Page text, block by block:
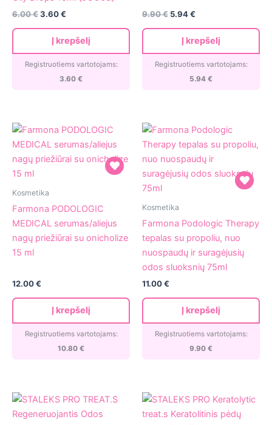
Tree
Hearbal
Oily
15ml
6.00€Original
6.00 €.
3.60€
3.60 €.
Į krepšelį
Registruotiems vartotojams:
3.60 €
30ml
[JGOXL02]
9.90€ Original
9.90 €.
5.94€
5.94 €.
Į krepšelį
Registruotiems vartotojams:
5.94 €
Farmona
nagų
onicholize
15
Kosmetika
Farmona PODOLOGIC
MEDICAL serumas/aliejus
nagų priežiūrai su onicholize
15 ml
12.00€
Į krepšelį
Registruotiems vartotojams:
10.80 €
Farmona
tepalas
nuo
nuospaudų
suragėjusių
Kosmetika
Farmona Podologic Therapy
tepalas su propoliu, nuo
nuospaudų ir suragėjusių
odos sluoksnių 75ml
11.00€
Į krepšelį
Registruotiems vartotojams:
9.90 €